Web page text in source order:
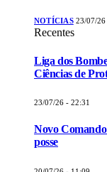
NOTÍCIAS 23/07/26
Recentes
Liga dos
Ciências de
23/07/26 - 22:31
Novo
posse